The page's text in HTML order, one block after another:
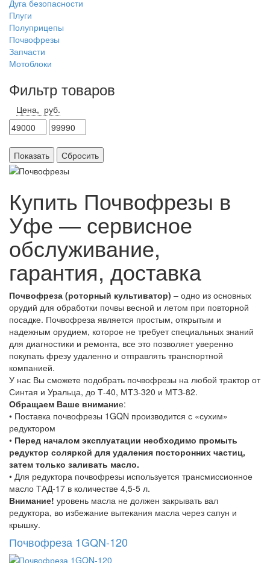
Дуга безопасности
Плуги
Полуприцепы
Почвофрезы
Запчасти
Мотоблоки
Фильтр товаров
Цена, руб.
Показать Сбросить
Купить Почвофрезы в
Уфе — сервисное
обслуживание,
гарантия, доставка
Почвофреза (роторный культиватор) – одно из основных
орудий для обработки почвы весной и летом при повторной
посадке. Почвофреза является простым, открытым и
надежным орудием, которое не требует специальных знаний
для диагностики и ремонта, все это позволяет уверенно
покупать фрезу удаленно и отправлять транспортной
компанией.
У нас Вы сможете подобрать почвофрезы на любой трактор от
Синтая и Уральца, до Т-40, МТЗ-320 и МТЗ-82.
Обращаем Ваше внимание:
• Поставка почвофрезы 1GQN производится с «сухим»
редуктором
• Перед началом эксплуатации необходимо промыть
редуктор соляркой для удаления посторонних частиц,
затем только заливать масло.
• Для редуктора почвофрезы используется трансмиссионное
масло ТАД-17 в количестве 4,5-5 л.
Внимание! уровень масла не должен закрывать вал
редуктора, во избежание вытекания масла через сапун и
крышку.
Почвофреза 1GQN-120